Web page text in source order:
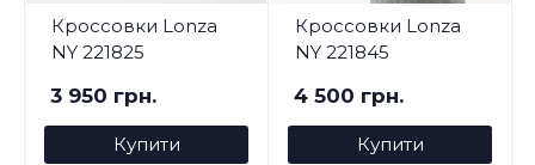
Кроссовки Lonza
NY 221825
3 950 грн.
Купити
Кроссовки Lonza
NY 221845
4 500 грн.
Купити